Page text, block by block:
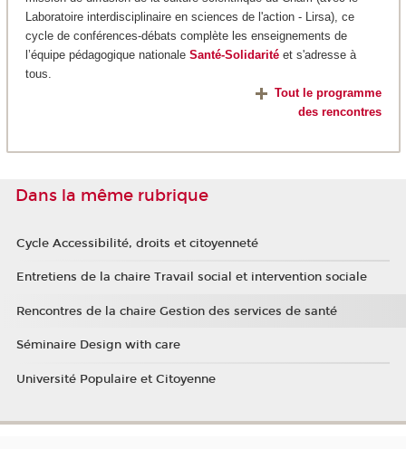
Laboratoire interdisciplinaire en sciences de l'action - Lirsa), ce
cycle de conférences-débats complète les enseignements de
l’équipe pédagogique nationale Santé-Solidaritéet s'adresse à
tous.
Tout le programme
des rencontres
Dans la même rubrique
Cycle Accessibilité, droits et citoyenneté
Entretiens de la chaire Travail social et intervention sociale
Rencontres de la chaire Gestion des services de santé
Séminaire Design with care
Université Populaire et Citoyenne